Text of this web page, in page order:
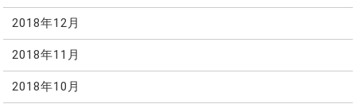
2018年12月
2018年11月
2018年10月